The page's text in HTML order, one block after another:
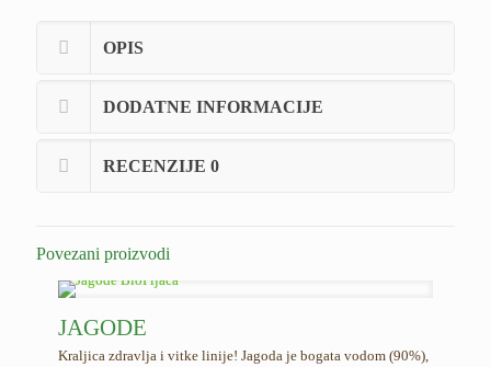
OPIS
DODATNE INFORMACIJE
RECENZIJE 0
Povezani proizvodi
JAGODE
Kraljica zdravlja i vitke linije! Jagoda je bogata vodom (90%),